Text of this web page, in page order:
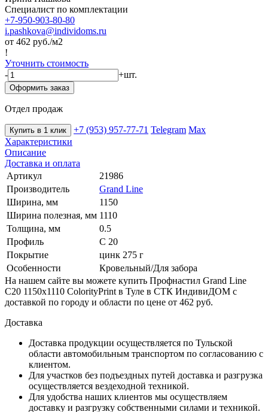
Специалист по комплектации
+7-950-903-80-80
i.pashkova@individoms.ru
от 462 руб./м2
!
Уточнить стоимость
-
+шт.
Оформить заказ
Отдел продаж
Купить в 1 клик +7 (953) 957-77-71 Telegram Max
Характеристики
Описание
Доставка и оплата
Артикул
21986
Производитель
Grand Line
Ширина, мм
1150
Ширина полезная, мм 1110
Толщина, мм
0.5
Профиль
С 20
Покрытие
цинк 275 г
Особенности
Кровельный/Для забора
На нашем сайте вы можете купить Профнастил Grand Line
С20 1150х1110 ColorityPrint в Туле в СТК ИндивиДОМ с
доставкой по городу и области по цене от 462 руб.
Доставка
Доставка продукции осуществляется по Тульской
области автомобильным транспортом по согласованию с
клиентом.
Для участков без подъездных путей доставка и разгрузка
осуществляется вездеходной техникой.
Для удобства наших клиентов мы осуществляем
доставку и разгрузку собственными силами и техникой.